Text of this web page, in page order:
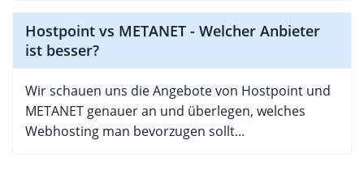
Hostpoint vs METANET - Welcher Anbieter
ist besser?
Wir schauen uns die Angebote von Hostpoint und
METANET genauer an und überlegen, welches
Webhosting man bevorzugen sollt...